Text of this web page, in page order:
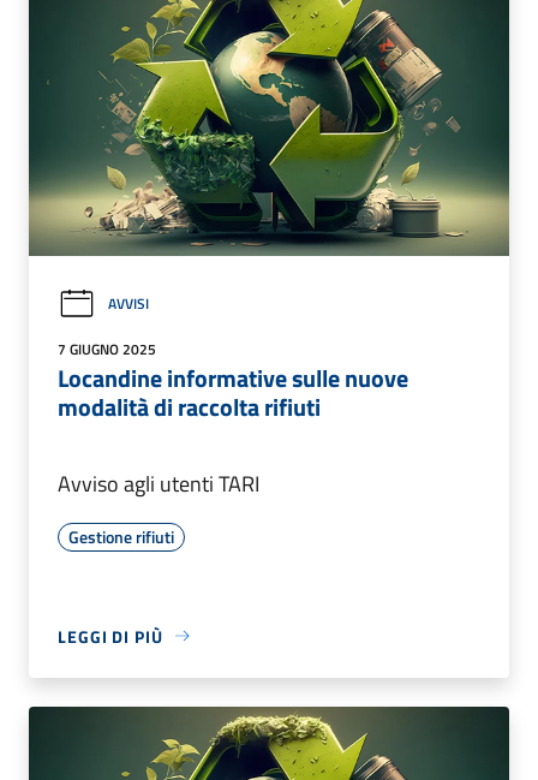
AVVISI
7 GIUGNO 2025
Locandine informative sulle nuove
modalità di raccolta rifiuti
Avviso agli utenti TARI
Gestione rifiuti
LEGGI DI PIÙ